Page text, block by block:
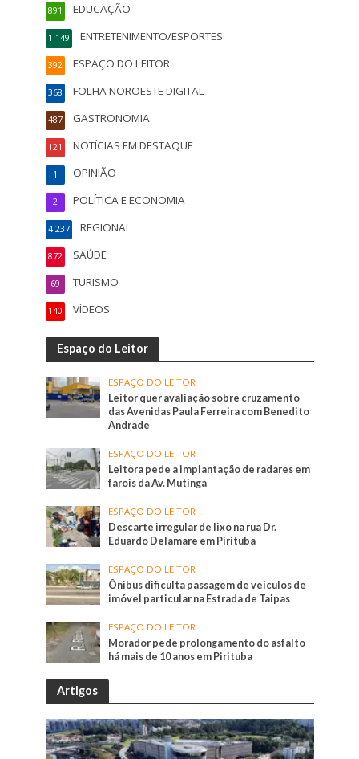
EDUCAÇÃO
891
ENTRETENIMENTO/ESPORTES
1.149
ESPAÇO DO LEITOR
392
FOLHA NOROESTE DIGITAL
368
GASTRONOMIA
487
NOTÍCIAS EM DESTAQUE
121
OPINIÃO
1
POLÍTICA E ECONOMIA
2
REGIONAL
4.237
SAÚDE
872
TURISMO
69
VÍDEOS
140
Espaço do Leitor
ESPAÇO DO LEITOR
Leitor quer avaliação sobre cruzamento
das Avenidas Paula Ferreira com Benedito
Andrade
ESPAÇO DO LEITOR
Leitora pede a implantação de radares em
farois da Av. Mutinga
ESPAÇO DO LEITOR
Descarte irregular de lixo na rua Dr.
Eduardo Delamare em Pirituba
ESPAÇO DO LEITOR
Ônibus dificulta passagem de veículos de
imóvel particular na Estrada de Taipas
ESPAÇO DO LEITOR
Morador pede prolongamento do asfalto
há mais de 10 anos em Pirituba
Artigos